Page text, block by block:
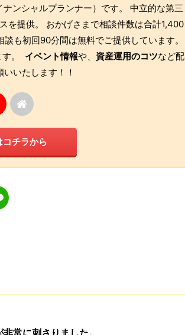
ンシャルプランナー）です。 中立的な第三
を提供。 おかげさまで相談件数は合計1,400
も初回90分間は無料でご提供しています。
。 イベント情報や、 資産運用のコツなど配
いたします！！
チラから